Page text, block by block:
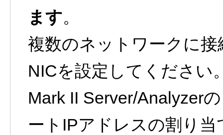
ます。
複数のネットワークに
NICを設定してください
Mark II Server/Analyzer
ートIPアドレスの割り当